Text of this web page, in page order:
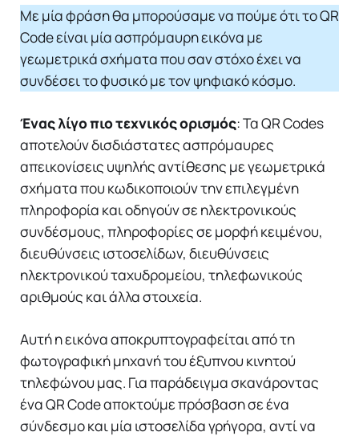
Με μία φράση θα μπορούσαμε να πούμε ότι το QR
Code είναι μία ασπρόμαυρη εικόνα με
γεωμετρικά σχήματα που σαν στόχο έχει να
συνδέσει το φυσικό με τον ψηφιακό κόσμο.
Ένας λίγο πιο τεχνικός ορισμός: Τα QR Codes
αποτελούν δισδιάστατες ασπρόμαυρες
απεικονίσεις υψηλής αντίθεσης με γεωμετρικά
σχήματα που κωδικοποιούν την επιλεγμένη
πληροφορία και οδηγούν σε ηλεκτρονικούς
συνδέσμους, πληροφορίες σε μορφή κειμένου,
διευθύνσεις ιστοσελίδων, διευθύνσεις
ηλεκτρονικού ταχυδρομείου, τηλεφωνικούς
αριθμούς και άλλα στοιχεία.
Αυτή η εικόνα αποκρυπτογραφείται από τη
φωτογραφική μηχανή του έξυπνου κινητού
τηλεφώνου μας. Για παράδειγμα σκανάροντας
ένα QR Code αποκτούμε πρόσβαση σε ένα
σύνδεσμο και μία ιστοσελίδα γρήγορα, αντί να